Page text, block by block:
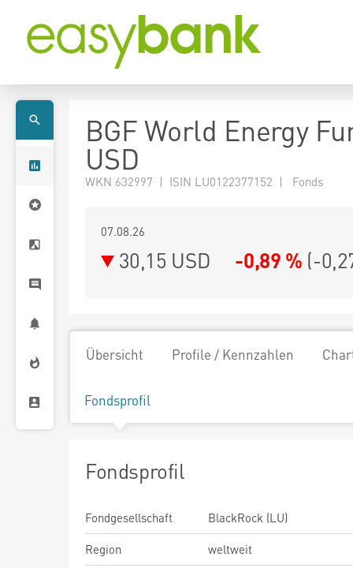
BGF World Energy
USD
WKN 632997 | ISIN LU0122377152 | Fonds
07.08.26
30,15 USD -0,89 % (-
Übersicht Profile / Kennzahlen
Fondsprofil
Fondsprofil
Fondgesellschaft
BlackRock (LU)
Region
weltweit